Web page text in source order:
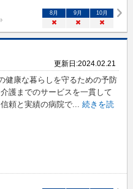
8 月 9 月 10月
× × ×
更新日:2024.02.21
健康な暮らしを守るための予防
護までのサービスを一貫して
頼と実績の病院で... 続きを読